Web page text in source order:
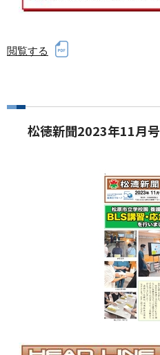
閲覧する
松徳新聞2023年11月号